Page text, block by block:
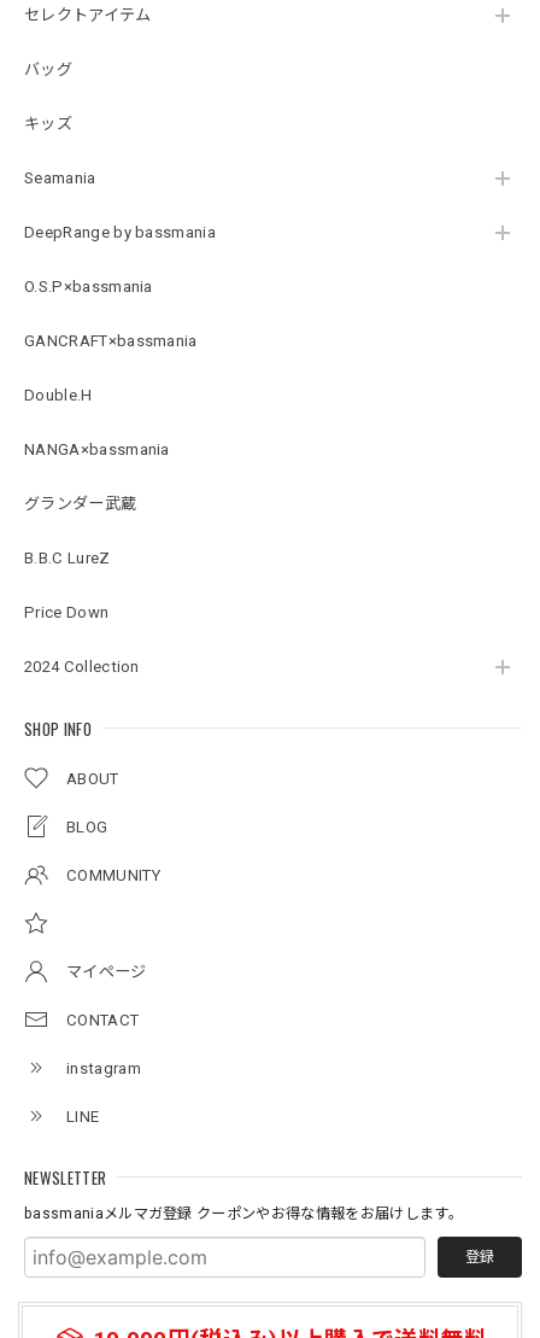
セレクトアイテム
バッグ
キッズ
Seamania
DeepRange by bassmania
O.S.P×bassmania
GANCRAFT×bassmania
Double.H
NANGA×bassmania
グランダー武蔵
B.B.C LureZ
Price Down
2024 Collection
SHOP INFO
ABOUT
BLOG
COMMUNITY
マイページ
CONTACT
instagram
LINE
NEWSLETTER
bassmaniaメルマガ登録 クーポンやお得な情報をお届けします。
登録
【DeepRangebybassmania】Active Summer Cargo Pants［BLACK］
2026/07/18